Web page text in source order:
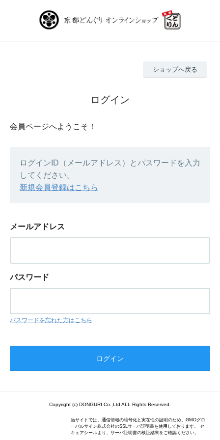
ショップへ戻る
ログイン
会員ページへようこそ！
ログインID（メールアドレス）とパスワードを入力
してください。
新規会員登録はこちら
メールアドレス
パスワード
パスワードを忘れた方はこちら
Copyright (c) DONGURI Co.,Ltd ALL Rights Reserved.
当サイトでは、通信情報の暗号化と実在性の証明のため、GMOグロ
ーバルサイン株式会社のSSLサーバ証明書を使用しております。 セ
キュアシールより、サーバ証明書の検証結果をご確認ください。